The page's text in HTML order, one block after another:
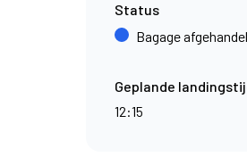
Status
Bagage
Geplande
12:15